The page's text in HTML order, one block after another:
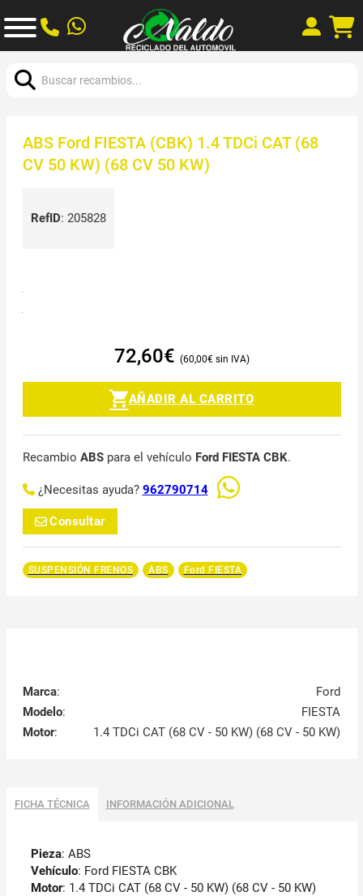
ABS Ford FIESTA (CBK) 1.4 TDCi CAT (68
CV 50 KW) (68 CV 50 KW)
RefID: 205828
72,60€ 60,00€
AÑADIR AL CARRITO
Recambio ABSpara el vehículo Ford FIESTA CBK.
¿Necesitas ayuda? 962790714
Consultar
SUSPENSIÓN FRENOS ABS Ford FIESTA
Marca:
Ford
Modelo:
FIESTA
Motor: 1.4 TDCi CAT (68 CV - 50 KW) (68 CV - 50 KW)
FICHA TÉCNICA INFORMACIÓN ADICIONAL
Pieza: ABS
Vehículo: Ford FIESTA CBK
Motor: 1.4 TDCi CAT (68 CV - 50 KW) (68 CV - 50 KW)